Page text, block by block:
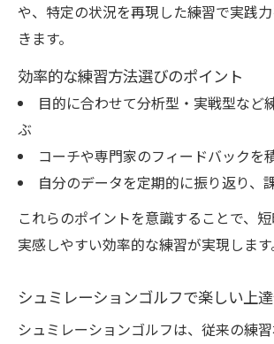
や、特定の状況を再現した練習で実践
きます。
効率的な練習方法選びのポイント
目的に合わせて分析型・実戦型など
ぶ
コーチや専門家のフィードバックを
自分のデータを定期的に振り返り、
これらのポイントを意識することで、
実感しやすい効率的な練習が実現します
シュミレーションゴルフで楽しい上
シュミレーションゴルフは、従来の練